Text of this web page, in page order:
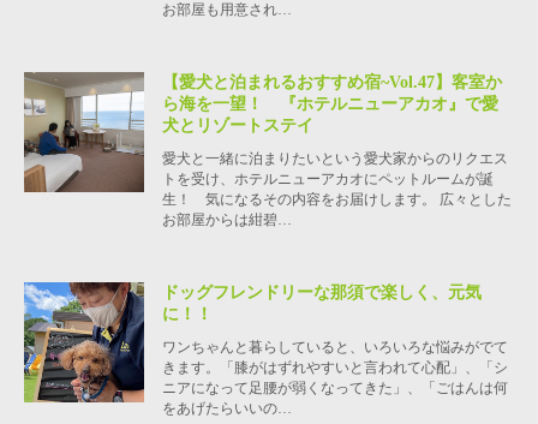
お部屋も用意され…
【愛犬と泊まれるおすすめ宿~Vol.47】客室か
ら海を一望！ 『ホテルニューアカオ』で愛
犬とリゾートステイ
愛犬と一緒に泊まりたいという愛犬家からのリクエス
トを受け、ホテルニューアカオにペットルームが誕
生！ 気になるその内容をお届けします。 広々とした
お部屋からは紺碧…
ドッグフレンドリーな那須で楽しく、元気
に！！
ワンちゃんと暮らしていると、いろいろな悩みがでて
きます。「膝がはずれやすいと言われて心配」、「シ
ニアになって足腰が弱くなってきた」、「ごはんは何
をあげたらいいの…